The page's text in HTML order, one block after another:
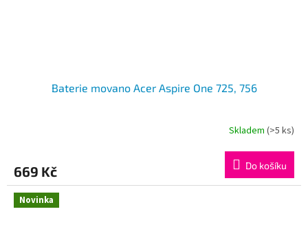
Baterie movano Acer Aspire One 725, 756
Skladem (>5 ks)
669 Kč Do košíku
Novinka